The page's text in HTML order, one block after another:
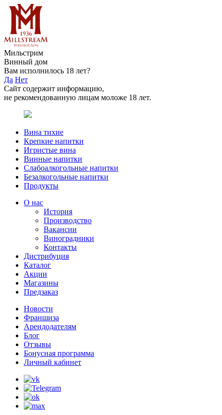
Мильстрим
Винный дом
Вам исполнилось 18 лет?
Да Нет
Сайт содержит информацию,
не рекомендованную лицам моложе 18 лет.
Вина тихие
Крепкие напитки
Игристые вина
Винные напитки
Слабоалкогольные напитки
Безалкогольные напитки
Продукты
О нас
История
Производство
Вакансии
Виноградники
Контакты
Дистрибуция
Каталог
Акции
Магазины
Предзаказ
Новости
Франшиза
Арендодателям
Блог
Отзывы
Бонусная программа
Личный кабинет